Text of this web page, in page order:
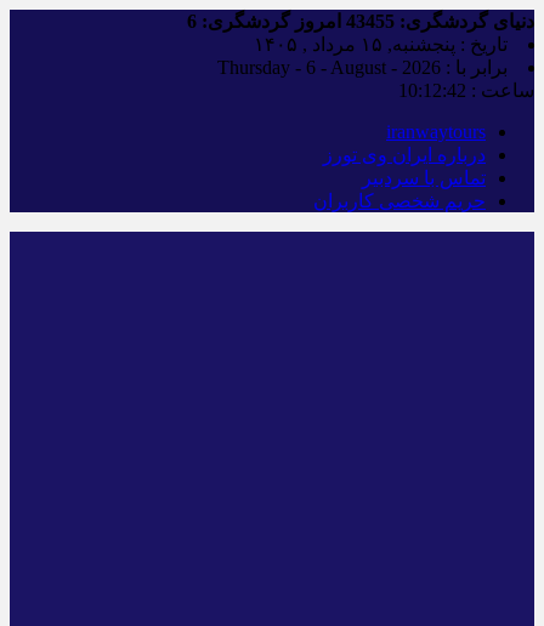
دنیای گردشگری: امروز گردشگری:
تاریخ : پنجشنبه, ۱۵ مرداد , ۱۴۰۵
برابر با : Thursday - 6 - August - 2026
ساعت : 10:12:43
iranwaytours
درباره ایران وی تورز
تماس با سردبیر
حریم شخصی کاربران